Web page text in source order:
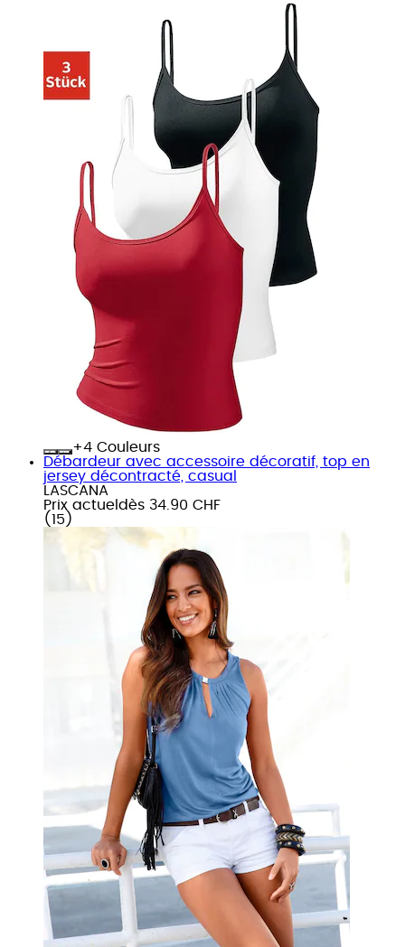
+
Couleurs
Débardeur avec accessoire décoratif, top en
jersey décontracté, casual
LASCANA
Prix actuel dès 34.90 CHF
( 15 )